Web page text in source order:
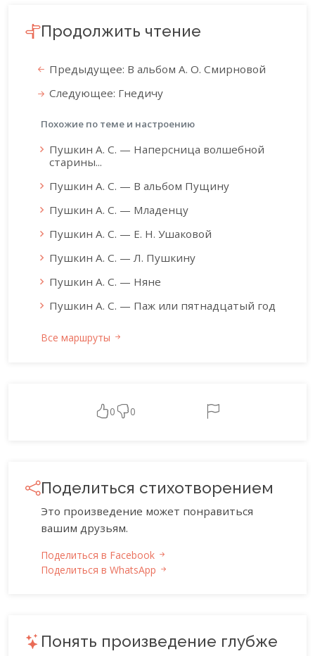
Продолжить чтение
Предыдущее: В альбом А. О. Смирновой
Следующее: Гнедичу
Похожие по теме и настроению
Пушкин А. С. — Наперсница волшебной
старины...
Пушкин А. С. — В альбом Пущину
Пушкин А. С. — Младенцу
Пушкин А. С. — Е. Н. Ушаковой
Пушкин А. С. — Л. Пушкину
Пушкин А. С. — Няне
Пушкин А. С. — Паж или пятнадцатый год
Все маршруты
0 0
Поделиться стихотворением
Это произведение может понравиться
вашим друзьям.
Поделиться в Facebook
Поделиться в WhatsApp
Понять произведение глубже